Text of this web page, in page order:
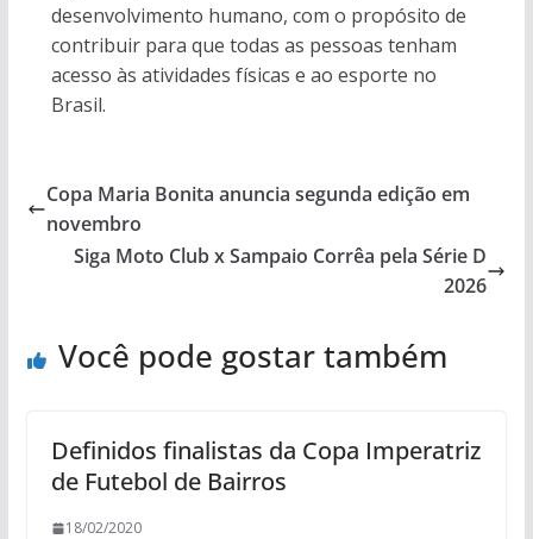
desenvolvimento humano, com o propósito de
contribuir para que todas as pessoas tenham
acesso às atividades físicas e ao esporte no
Brasil.
Copa Maria Bonita anuncia segunda edição em
novembro
Siga Moto Club x Sampaio Corrêa pela Série D
2026
Você pode gostar também
Definidos finalistas da Copa Imperatriz
de Futebol de Bairros
18/02/2020